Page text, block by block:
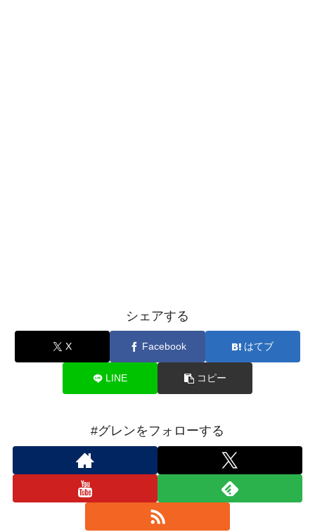
シェアする
X Facebook はてブ
LINE コピー
#グレンをフォローする